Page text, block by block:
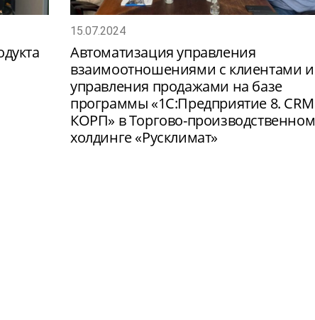
15.07.2024
Автоматизация управления
взаимоотношениями с клиентами и
управления продажами на базе
программы «1С:Предприятие 8. CRM
КОРП» в Торгово-производственном
холдинге «Русклимат»